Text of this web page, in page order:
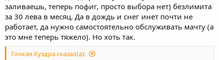
заливаешь, теперь пофиг, просто выбора нет) безлимита
за 30 лева в месяц. Да в дождь и снег инет почти не
работает, да нужно самостоятельно обслуживать мачту (а
это мне теперь тяжело). Но хоть так.
Глокая Куздра сказал(а):